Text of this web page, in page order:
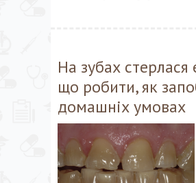
На зубах стерлася
що робити, як
домашніх умовах